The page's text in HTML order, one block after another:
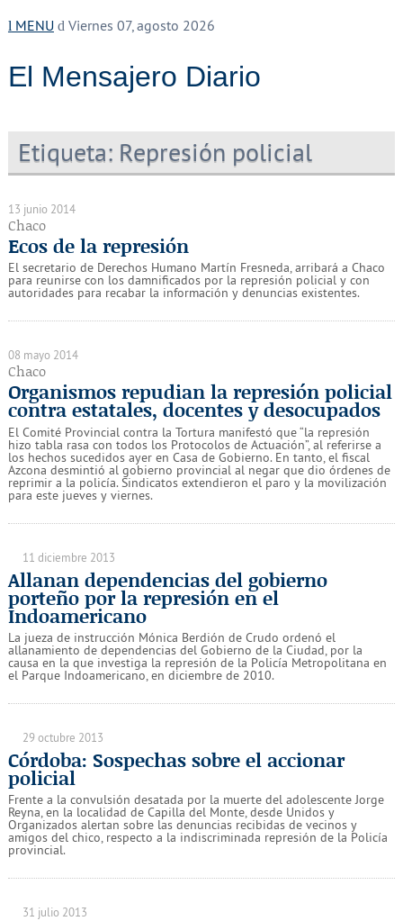
MENU Viernes 07, agosto 2026
El Mensajero Diario
Etiqueta: Represión policial
13 junio 2014
Chaco
Ecos de la represión
El secretario de Derechos Humano Martín Fresneda, arribará a Chaco
para reunirse con los damnificados por la represión policial y con
autoridades para recabar la información y denuncias existentes.
08 mayo 2014
Chaco
Organismos repudian la represión policial
contra estatales, docentes y desocupados
El Comité Provincial contra la Tortura manifestó que “la represión
hizo tabla rasa con todos los Protocolos de Actuación”, al referirse a
los hechos sucedidos ayer en Casa de Gobierno. En tanto, el fiscal
Azcona desmintió al gobierno provincial al negar que dio órdenes de
reprimir a la policía. Sindicatos extendieron el paro y la movilización
para este jueves y viernes.
11 diciembre 2013
Allanan dependencias del gobierno
porteño por la represión en el
Indoamericano
La jueza de instrucción Mónica Berdión de Crudo ordenó el
allanamiento de dependencias del Gobierno de la Ciudad, por la
causa en la que investiga la represión de la Policía Metropolitana en
el Parque Indoamericano, en diciembre de 2010.
29 octubre 2013
Córdoba: Sospechas sobre el accionar
policial
Frente a la convulsión desatada por la muerte del adolescente Jorge
Reyna, en la localidad de Capilla del Monte, desde Unidos y
Organizados alertan sobre las denuncias recibidas de vecinos y
amigos del chico, respecto a la indiscriminada represión de la Policía
provincial.
31 julio 2013